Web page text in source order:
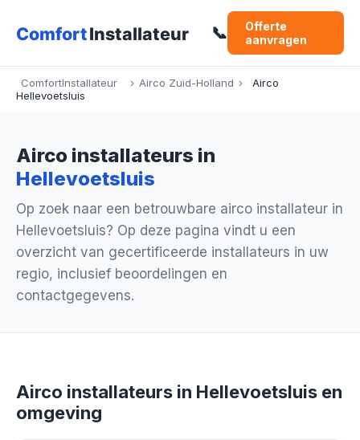
📞
Offerte
aanvragen
ComfortInstallateur › Airco Zuid-Holland ›
Airco
Hellevoetsluis
Airco installateurs in
Hellevoetsluis
Op zoek naar een betrouwbare airco installateur in
Hellevoetsluis? Op deze pagina vindt u een
overzicht van gecertificeerde installateurs in uw
regio, inclusief beoordelingen en
contactgegevens.
Airco installateurs in Hellevoetsluis en
omgeving